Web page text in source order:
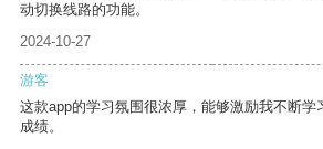
动切换线路的功能。
2024-10-27
游客
这款app的学习氛围很浓厚，能够激励我不断学
成绩。